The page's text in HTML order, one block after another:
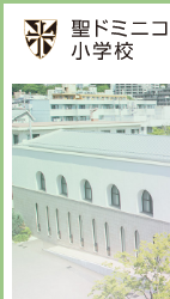
ご挨拶
校長メッセージ
先生からメッ
教育方針
教育方針 心
募集案内